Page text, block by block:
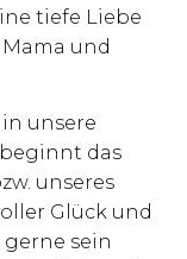
tiefe Liebe
und
unsere
das
unseres
Glück und
gerne sein